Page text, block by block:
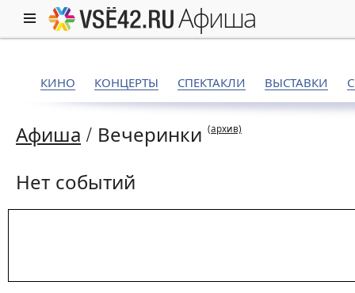
афиша
КИНО КОНЦЕРТЫ СПЕКТАКЛИ ВЫСТАВКИ
Афиша / Вечеринки (архив)
Нет событий